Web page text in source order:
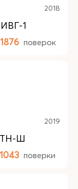
2018
1
поверок
2019
Ш
поверки